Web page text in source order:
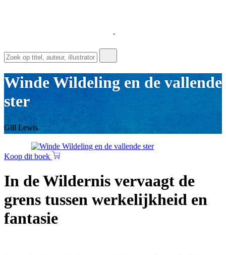
Winde Wildeling en de vallende
ster
Gill Lewis
Koop dit boek
In de Wildernis vervaagt de
grens tussen werkelijkheid en
fantasie